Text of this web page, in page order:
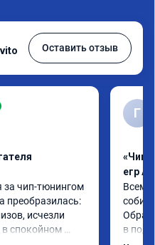
Оставить отзыв
за чип-тюнингом
преобразилась:
исчезли
в спокойном
Г
«Чип
егр
Всем
в